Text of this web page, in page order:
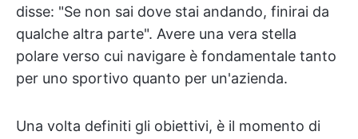
disse: "Se non sai dove stai andando, finirai da
qualche altra parte". Avere una vera stella
polare verso cui navigare è fondamentale tanto
per uno sportivo quanto per un'azienda.
Una volta definiti gli obiettivi, è il momento di